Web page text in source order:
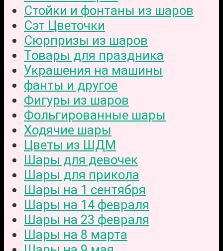
Стойки и фонтаны из шаров
Сэт Цветочки
Сюрпризы из шаров
Товары для праздника
Украшения на машины
фанты и другое
Фигуры из шаров
Фольгированные шары
Ходячие шары
Цветы из ШДМ
Шары для девочек
Шары для прикола
Шары на 1 сентября
Шары на 14 февраля
Шары на 23 февраля
Шары на 8 марта